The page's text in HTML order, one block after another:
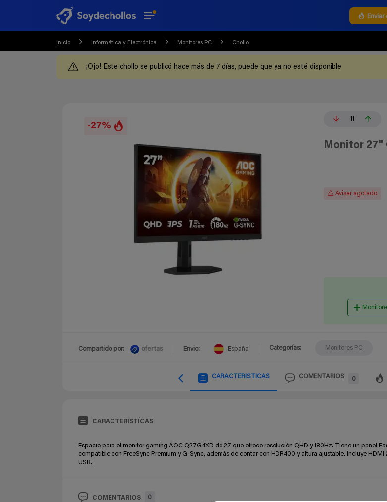
Enviar
Inicio Informática y Electrónica Monitores PC Chollo
¡Ojo! Este chollo se publicó hace más de 7 días, puede que ya no esté disponible
-27%
11
Monitor 27"
Avisar agotado
Compartido por: ofertas Envio: España Categorías: Monitores PC
CARACTERISTICAS COMENTARIOS 0
CARACTERISTÍCAS
Espacio para el monitor gaming AOC Q27G4XD de 27 que ofrece resolución QHD y 180Hz. Tiene un panel
compatible con FreeSync Premium y G-Sync, además de contar con HDR400 y altura ajustable. Incluye HDMI
USB.
COMENTARIOS 0